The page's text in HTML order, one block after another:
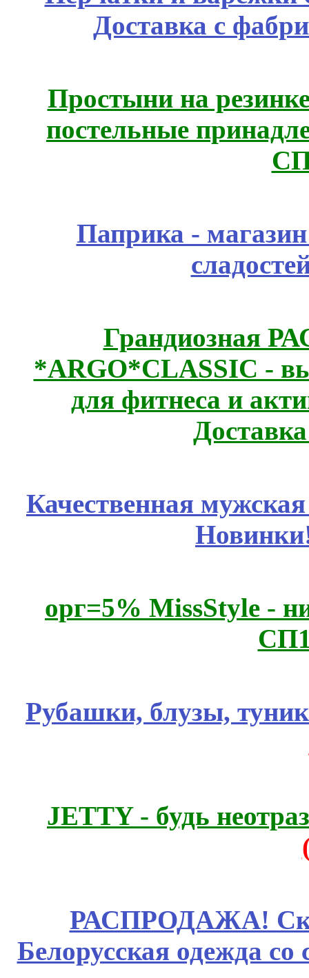
Доставка с
Простыни на
постельные
Паприка -
Грандиозная
*ARGO*CLASSIC -
для фитнеса и
Качественная
орг=5% MissStyle -
Рубашки, блузы,
JETTY - будь
РАСПРОДАЖА!
Белорусская одежда